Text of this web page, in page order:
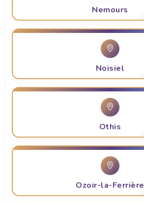
Nemours
Noisiel
Othis
Ozoir-la-Ferrière